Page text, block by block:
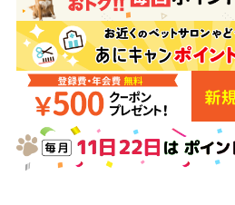
ドッグフード
美容・ケア用品
あにまるキャンパスについて
アフターサービス
商品リクエスト